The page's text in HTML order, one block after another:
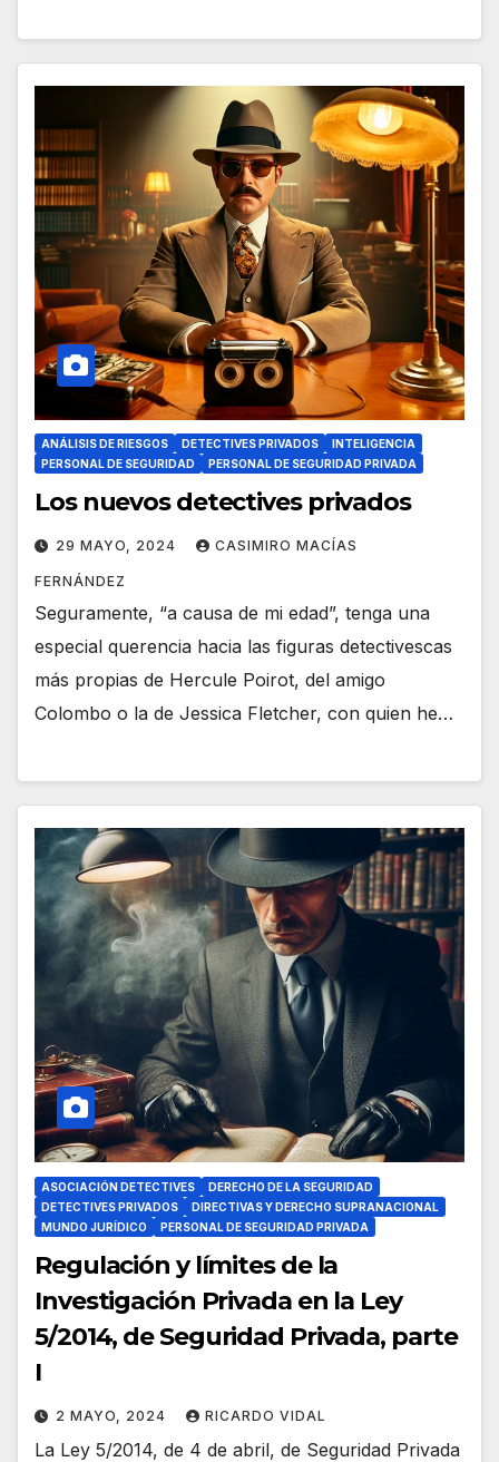
ANÁLISIS DE RIESGOS DETECTIVES PRIVADOS
INTELIGENCIA
PERSONAL DE SEGURIDAD
PERSONAL DE SEGURIDAD PRIVADA
Los nuevos detectives privados
29 MAYO, 2024 CASIMIRO MACÍAS
FERNÁNDEZ
Seguramente, “a causa de mi edad”, tenga una
especial querencia hacia las figuras detectivescas
más propias de Hercule Poirot, del amigo
Colombo o la de Jessica Fletcher, con quien he…
ASOCIACIÓN DETECTIVES
DERECHO DE LA SEGURIDAD
DETECTIVES PRIVADOS
DIRECTIVAS Y DERECHO SUPRANACIONAL
MUNDO JURÍDICO
PERSONAL DE SEGURIDAD PRIVADA
Regulación y límites de la
Investigación Privada en la Ley
5/2014, de Seguridad Privada, parte
I
2 MAYO, 2024 RICARDO VIDAL
La Ley 5/2014, de 4 de abril, de Seguridad Privada